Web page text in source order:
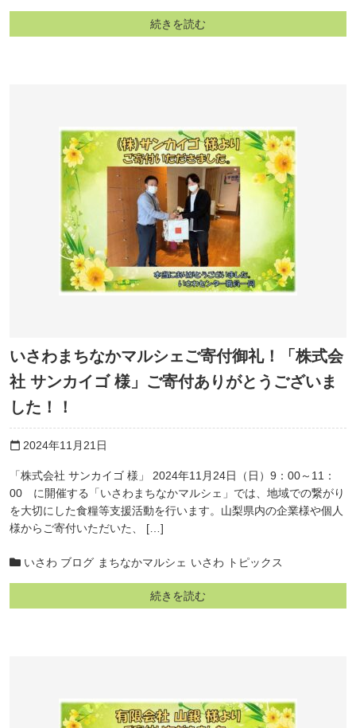
続きを読む
いさわまちなかマルシェご寄付御礼！「株式会
社 サンカイゴ 様」ご寄付ありがとうございま
した！！
calendar_today 2024年11月21日
「株式会社 サンカイゴ 様」 2024年11月24日（日）9：00～11：
00 に開催する「いさわまちなかマルシェ」では、地域での繋がり
を大切にした食糧等支援活動を行います。山梨県内の企業様や個人
様からご寄付いただいた、 […]
いさわ ブログ まちなかマルシェ いさわ トピックス
続きを読む